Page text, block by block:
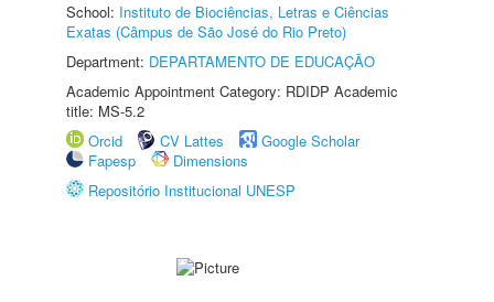
School: Instituto de Biociências, Letras e Ciências
Exatas (Câmpus de São José do Rio Preto)
Department: DEPARTAMENTO DE EDUCAÇÃO
Academic Appointment Category: RDIDP Academic
title: MS-5.2
Orcid
CV Lattes
Google Scholar
Fapesp
Dimensions
Repositório Institucional UNESP